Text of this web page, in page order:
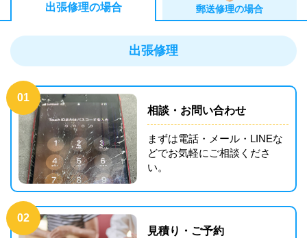
出張修理の場合 郵送修理の場合
出張修理
01
相談・お問い合わせ
まずは電話・メール・LINEな
どでお気軽にご相談くださ
い。
02
見積り・ご予約